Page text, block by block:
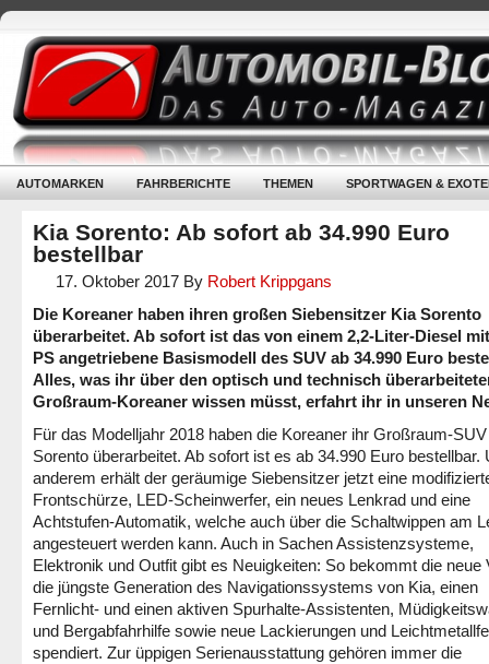
AUTOMARKEN FAHRBERICHTE THEMEN SPORTWAGEN &
Kia Sorento: Ab sofort ab 34.990 Euro
bestellbar
17. Oktober 2017 By Robert Krippgans
Die Koreaner haben ihren großen Siebensitzer Kia Sorento
überarbeitet. Ab sofort ist das von einem 2,2-Liter-Diesel
PS angetriebene Basismodell des SUV ab 34.990 Euro
Alles, was ihr über den optisch und technisch
Großraum-Koreaner wissen müsst, erfahrt ihr in unseren
Für das Modelljahr 2018 haben die Koreaner ihr Großraum-
Sorento überarbeitet. Ab sofort ist es ab 34.990 Euro bestellbar.
anderem erhält der geräumige Siebensitzer jetzt eine
Frontschürze, LED-Scheinwerfer, ein neues Lenkrad und eine
Achtstufen-Automatik, welche auch über die Schaltwippen am
angesteuert werden kann. Auch in Sachen Assistenzsysteme,
Elektronik und Outfit gibt es Neuigkeiten: So bekommt die neue
die jüngste Generation des Navigationssystems von Kia, einen
Fernlicht- und einen aktiven Spurhalte-Assistenten,
und Bergabfahrhilfe sowie neue Lackierungen und
spendiert. Zur üppigen Serienausstattung gehören immer die